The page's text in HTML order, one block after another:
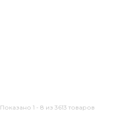
Показано 1 - 8 из 3613 товаров